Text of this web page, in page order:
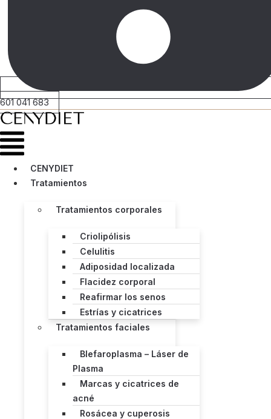
601 041 683
Menú
CENYDIET
Tratamientos
Tratamientos corporales
Criolipólisis
Celulitis
Adiposidad localizada
Flacidez corporal
Reafirmar los senos
Estrías y cicatrices
Tratamientos faciales
Blefaroplasma – Láser de
Plasma
Marcas y cicatrices de
acné
Rosácea y cuperosis